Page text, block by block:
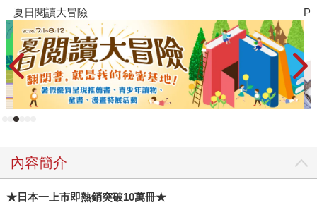
對未來世界的想像，也幫助親子共同面對科技的突破和進
步，思考迎接AI社會的正確心態。 就像綠藤生機共同創辦人
暨執行長鄭涵睿先生為此書寫的推薦語：「從科技到永續，
這本書將賦予未來與夢想全新的靈感。」我們的未來，掌握
在自己手中，但願「未來工作圖鑑」能帶領每個孩子找到適
合自己的方向，打造想要的未來！
PUGO噗果聰明書包開學季預購優惠
內容簡介
★日本一上市即熱銷突破10萬冊★